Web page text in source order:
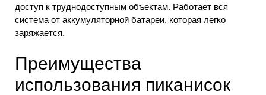
доступ к труднодоступным объектам. Работает вся
система от аккумуляторной батареи, которая легко
заряжается.
Преимущества
использования пиканисок